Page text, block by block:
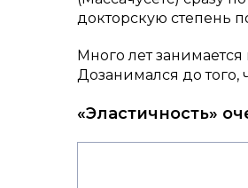
докторскую степень
Много лет
Дозанимался до того,
«Эластичность»